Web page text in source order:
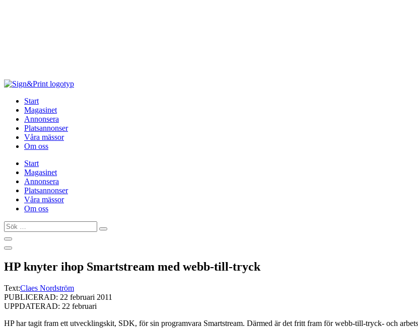
Start
Magasinet
Annonsera
Platsannonser
Våra mässor
Om oss
Start
Magasinet
Annonsera
Platsannonser
Våra mässor
Om oss
Sök
…
HP knyter ihop Smartstream med webb-till-tryck
Text:Claes Nordström
PUBLICERAD: 22 februari 2011
UPPDATERAD: 22 februari
HP har tagit fram ett utvecklingskit, SDK, för sin programvara Smartstream. Därmed är det fritt fram för webb-till-tryck- och